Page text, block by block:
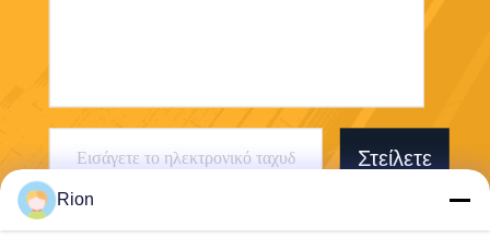
Στείλετε
Rion